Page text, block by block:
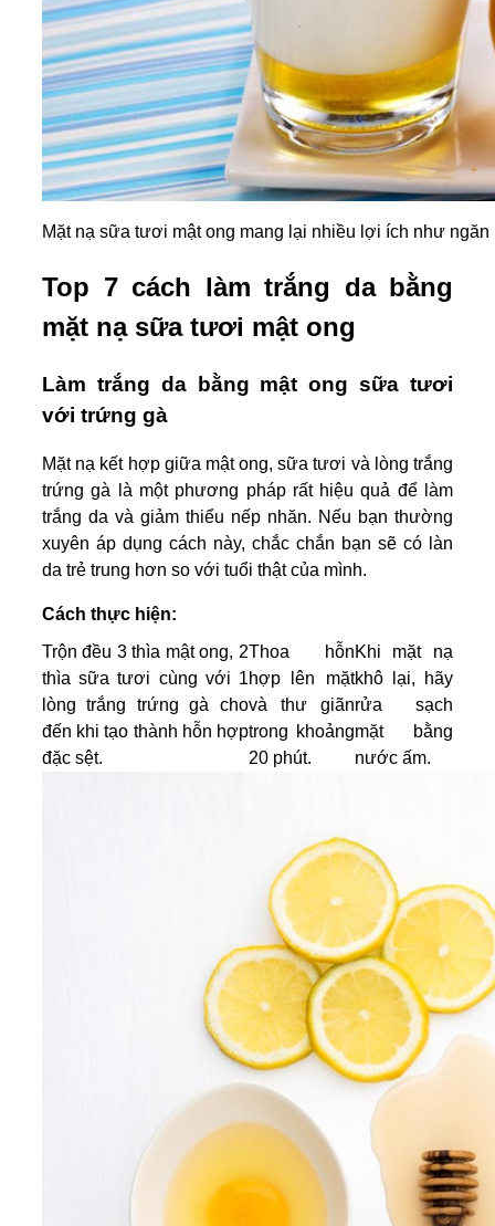
Mặt nạ sữa tươi mật ong mang lại nhiều lợi ích như
Top 7 cách làm trắng da bằng
mặt nạ sữa tươi mật ong
Làm trắng da bằng mật ong sữa tươi
với trứng gà
Mặt nạ kết hợp giữa mật ong, sữa tươi và lòng trắng
trứng gà là một phương pháp rất hiệu quả để làm
trắng da và giảm thiểu nếp nhăn. Nếu bạn thường
xuyên áp dụng cách này, chắc chắn bạn sẽ có làn
da trẻ trung hơn so với tuổi thật của mình.
Cách thực hiện:
Trộn đều 3 thìa mật ong, 2
thìa sữa tươi cùng với 1
lòng trắng trứng gà cho
đến khi tạo thành hỗn hợp
đặc sệt.
Thoa hỗn
hợp lên mặt
và thư giãn
trong khoảng
20 phút.
Khi mặt nạ
khô lại, hãy
rửa sạch
mặt bằng
nước ấm.